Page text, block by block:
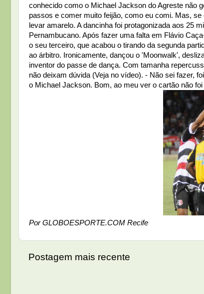
conhecido como o Michael Jackson do Agreste não
passos e comer muito feijão, como eu comi. Mas,
levar amarelo. A dancinha foi protagonizada aos 25
Pernambucano. Após fazer uma falta em Flávio
o seu terceiro, que acabou o tirando da segunda
ao árbitro. Ironicamente, dançou o 'Moonwalk',
inventor do passe de dança. Com tamanha
não deixam dúvida (Veja no vídeo). - Não sei fazer,
o Michael Jackson. Bom, ao meu ver o cartão não
Por GLOBOESPORTE.COM Recife
Postagem mais recente